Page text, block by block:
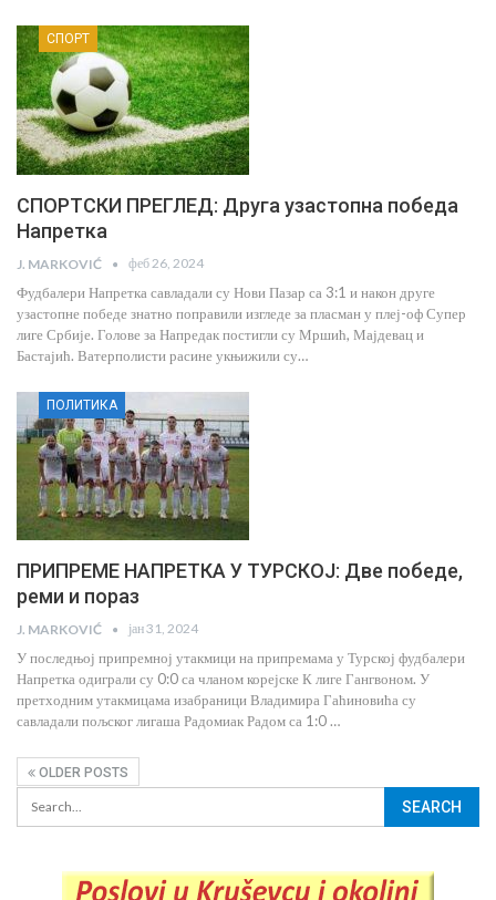
СПОРТ
СПОРТСКИ ПРЕГЛЕД: Друга узастопна победа
Напретка
J. MARKOVIĆ феб 26, 2024
Фудбалери Напретка савладали су Нови Пазар са 3:1 и након друге
узастопне победе знатно поправили изгледе за пласман у плеј-оф Супер
лиге Србије. Голове за Напредак постигли су Мршић, Мајдевац и
Бастајић. Ватерполисти расине укњижили су…
ПОЛИТИКА
ПРИПРЕМЕ НАПРЕТКА У ТУРСКОЈ: Две победе,
реми и пораз
J. MARKOVIĆ јан 31, 2024
У последњој припремној утакмици на припремама у Турској фудбалери
Напретка одиграли су 0:0 са чланом корејске К лиге Гангвоном. У
претходним утакмицама изабраници Владимира Гаћиновића су
савладали пољског лигаша Радомиак Радом са 1:0 …
OLDER POSTS